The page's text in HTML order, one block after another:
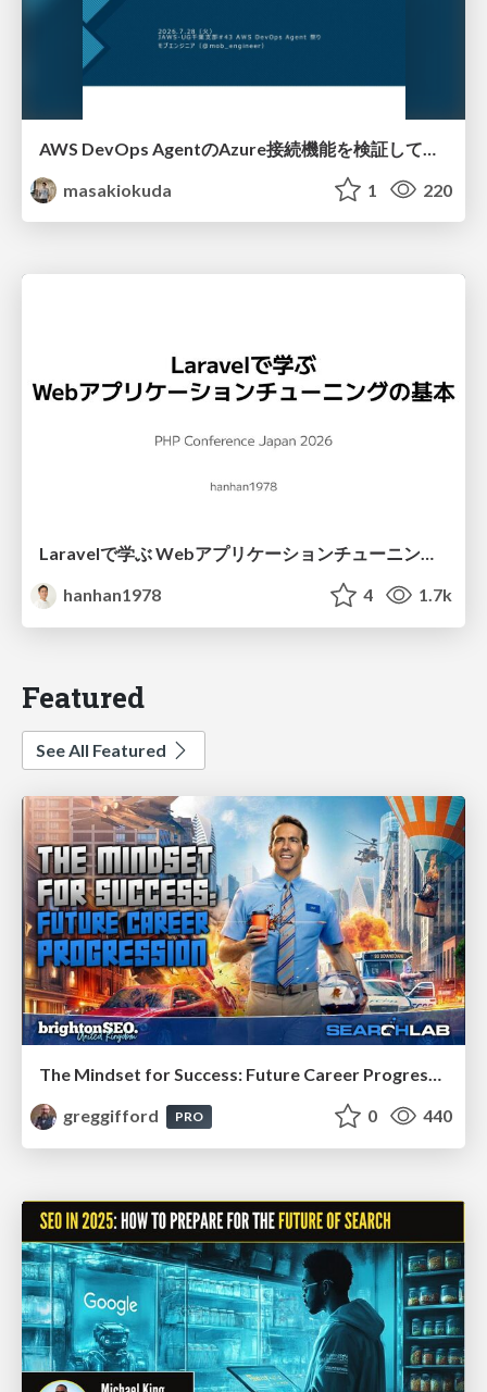
masakiokuda
1 220
Laravelで学ぶ Webアプリケーションチューニング入門/web_application_tuning_101
hanhan1978
4 1.7k
Featured
See All Featured
The Mindset for Success: Future Career Progression
greggifford
PRO 0 440